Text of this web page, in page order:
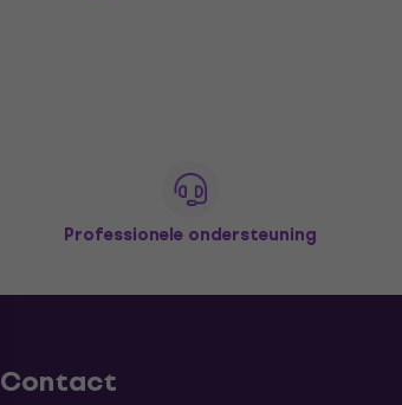
Professionele ondersteuning
Contact